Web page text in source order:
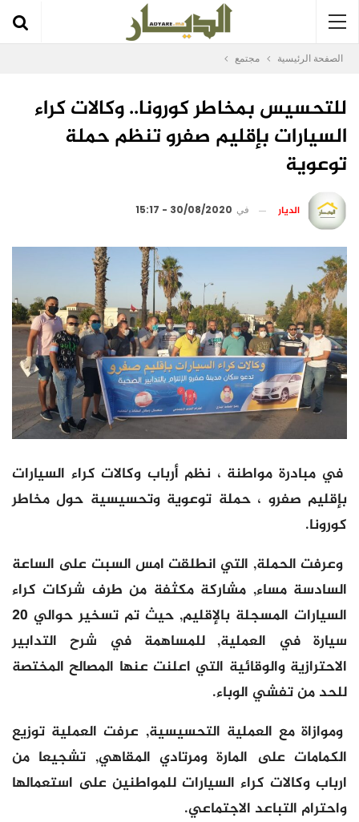
الصفحة الرئيسية مجتمع
للتحسيس بمخاطر كورونا.. وكالات كراء
السيارات بإقليم صفرو تنظم حملة
توعوية
الديار في 30/08/2020 - 15:17
في مبادرة مواطنة ، نظم أرباب وكالات كراء السيارات
بإقليم صفرو ، حملة توعوية وتحسيسية حول مخاطر
كورونا.
وعرفت الحملة, التي انطلقت امس السبت على الساعة
السادسة مساء, مشاركة مكثفة من طرف شركات كراء
السيارات المسجلة بالإقليم, حيث تم تسخير حوالي 20
سيارة في العملية, للمساهمة في شرح التدابير
الاحترازية والوقائية التي اعلنت عنها المصالح المختصة
للحد من تفشي الوباء.
وموازاة مع العملية التحسيسية, عرفت العملية توزيع
الكمامات على المارة ومرتادي المقاهي, تشجيعا من
ارباب وكالات كراء السيارات للمواطنين على استعمالها
واحترام التباعد الاجتماعي.